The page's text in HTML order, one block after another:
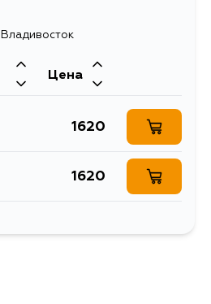
Цена
1620
1620